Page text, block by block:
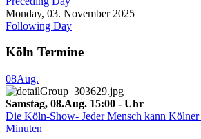
Monday, 03. November 2025
Following Day
Köln Termine
08Aug.
Samstag, 08.Aug. 15:00 - Uhr
Die Köln-Show- Jeder Mensch kann
Minuten